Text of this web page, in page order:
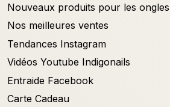
Nouveaux produits pour les ongles
Nos meilleures ventes
Tendances Instagram
Vidéos Youtube Indigonails
Entraide Facebook
Carte Cadeau